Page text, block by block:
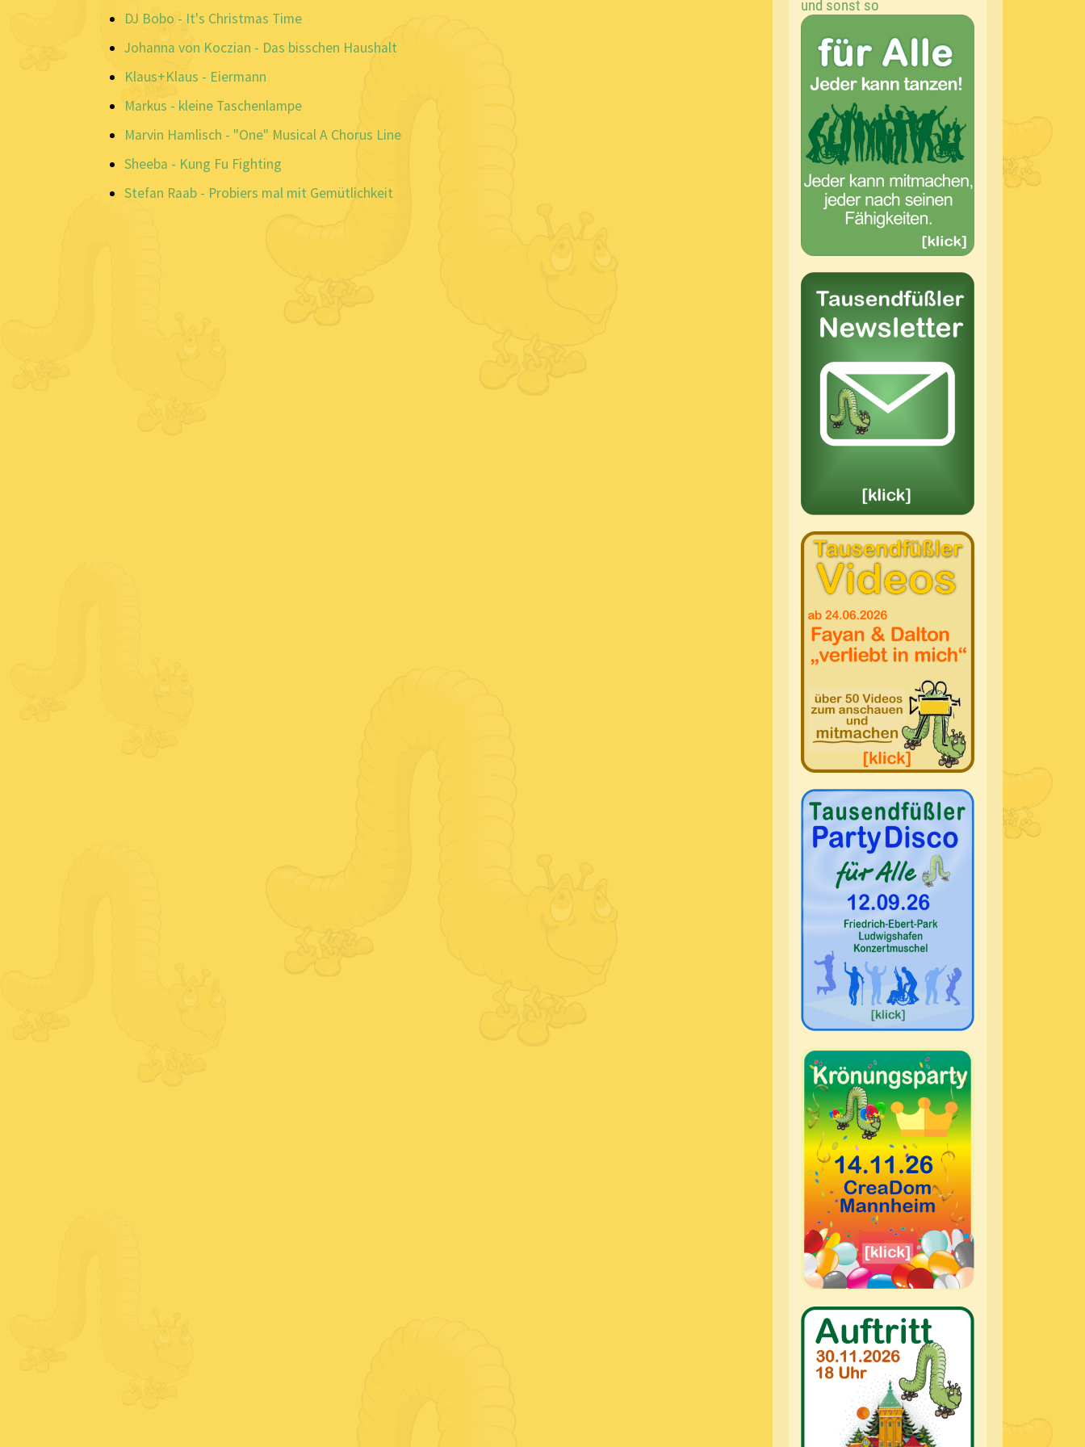
DJ Bobo - It's Christmas Time
Johanna von Koczian - Das bisschen Haushalt
Klaus+Klaus - Eiermann
Markus - kleine Taschenlampe
Marvin Hamlisch - "One" Musical A Chorus Line
Sheeba - Kung Fu Fighting
Stefan Raab - Probiers mal mit Gemütlichkeit
und sonst so